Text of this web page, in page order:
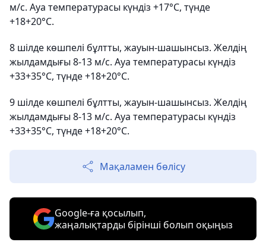
м/с. Ауа температурасы күндіз +17°C, түнде
+18+20°C.
8 шілде көшпелі бұлтты, жауын-шашынсыз. Желдің
жылдамдығы 8-13 м/с. Ауа температурасы күндіз
+33+35°C, түнде +18+20°C.
9 шілде көшпелі бұлтты, жауын-шашынсыз. Желдің
жылдамдығы 8-13 м/с. Ауа температурасы күндіз
+33+35°C, түнде +18+20°C.
Мақаламен бөлісу
Google-ға қосылып,
жаңалықтарды бірінші болып оқыңыз